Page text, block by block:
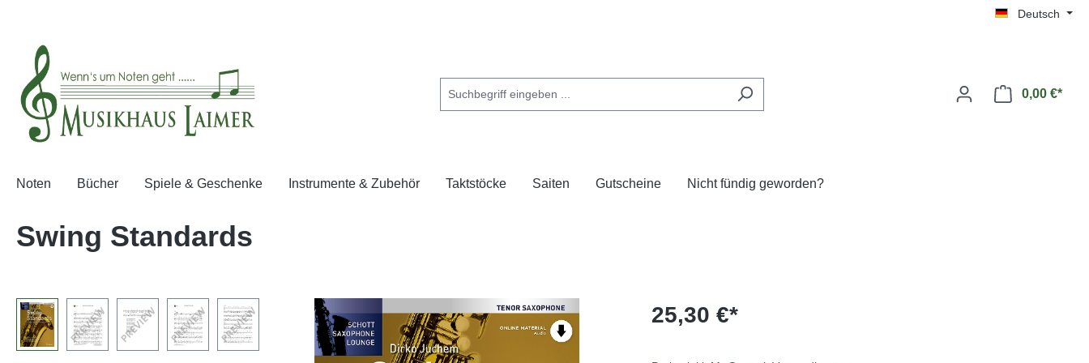
Deutsch
0,00 €*
Noten Bücher Spiele & Geschenke Instrumente & Zubehör Taktstöcke Saiten Gutscheine Nicht fündig geworden?
Swing Standards
Bildergalerie überspringen 25,30 €*